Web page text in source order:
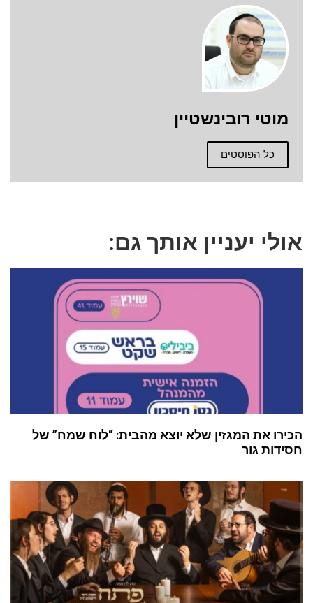
מוטי רובינשטיין
כל הפוסטים
אולי יעניין אותך גם:
הכירו את המגזין שלא יוצא מהבית: “לוח שמח” של
חסידות גור